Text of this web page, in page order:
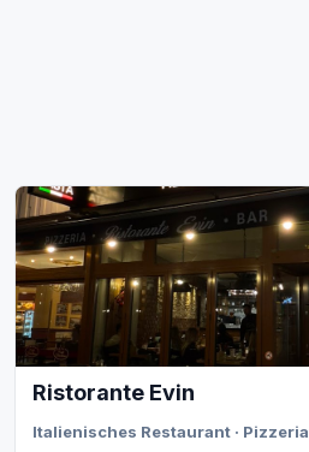
Ristorante Evin
Italienisches Restaurant · Pizzeria